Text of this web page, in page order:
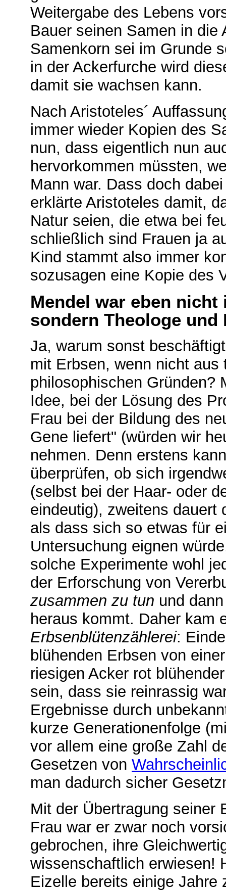
Weitergabe des Lebens
Bauer seinen Samen in
Samenkorn sei im Grunde
in der Ackerfurche wird
damit sie wachsen kann.
Nach Aristoteles´
immer wieder Kopien des
nun, dass eigentlich nun
hervorkommen müssten,
Mann war. Dass doch
erklärte Aristoteles damit,
Natur seien, die etwa bei
schließlich sind Frauen ja
Kind stammt also immer
sozusagen eine Kopie des
Mendel war eben
sondern Theologe und
Ja, warum sonst
mit Erbsen, wenn nicht aus
philosophischen Gründen?
Idee, bei der Lösung des
Frau bei der Bildung des
Gene liefert" (würden wir
nehmen. Denn erstens
überprüfen, ob sich
(selbst bei der Haar- oder
eindeutig), zweitens dauert
als dass sich so etwas für
Untersuchung eignen
solche Experimente wohl
der Erforschung von
zusammen zu tun und
heraus kommt. Daher kam
Erbsenblütenzählerei:
blühenden Erbsen von
riesigen Acker rot
sein, dass sie reinrassig
Ergebnisse durch
kurze Generationenfolge
vor allem eine große Zahl
Gesetzen von
man dadurch sicher
Mit der Übertragung seiner
Frau war er zwar noch
gebrochen, ihre
wissenschaftlich erwiesen!
Eizelle bereits einige Jahre